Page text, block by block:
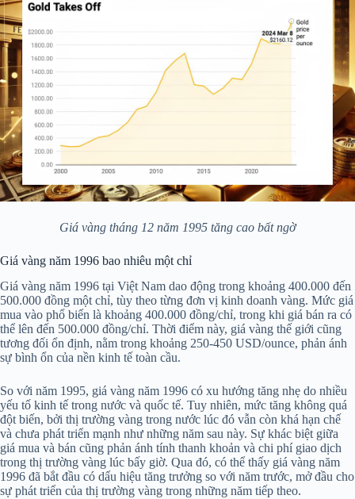
Giá vàng tháng 12 năm 1995 tăng cao bất ngờ
Giá vàng năm 1996 bao nhiêu một chỉ
Giá vàng năm 1996 tại Việt Nam dao động trong khoảng 400.000 đến
500.000 đồng một chỉ, tùy theo từng đơn vị kinh doanh vàng. Mức giá
mua vào phổ biến là khoảng 400.000 đồng/chỉ, trong khi giá bán ra có
thể lên đến 500.000 đồng/chỉ. Thời điểm này, giá vàng thế giới cũng
tương đối ổn định, nằm trong khoảng 250-450 USD/ounce, phản ánh
sự bình ổn của nền kinh tế toàn cầu.
So với năm 1995, giá vàng năm 1996 có xu hướng tăng nhẹ do nhiều
yếu tố kinh tế trong nước và quốc tế. Tuy nhiên, mức tăng không quá
đột biến, bởi thị trường vàng trong nước lúc đó vẫn còn khá hạn chế
và chưa phát triển mạnh như những năm sau này. Sự khác biệt giữa
giá mua và bán cũng phản ánh tính thanh khoản và chi phí giao dịch
trong thị trường vàng lúc bấy giờ. Qua đó, có thể thấy giá vàng năm
1996 đã bắt đầu có dấu hiệu tăng trưởng so với năm trước, mở đầu cho
sự phát triển của thị trường vàng trong những năm tiếp theo.